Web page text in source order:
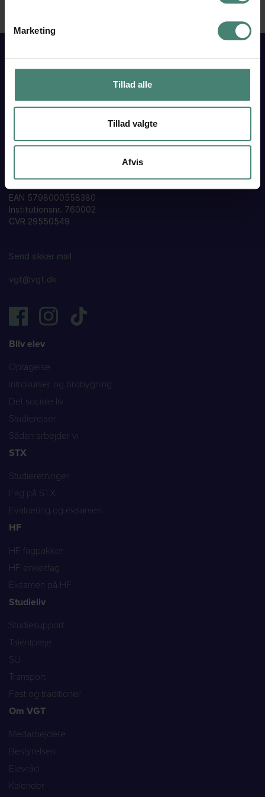
Marketing
Tillad alle
Tillad valgte
Afvis
GYMNASIUM
6880 Tarm
EAN 5798000558380
Institutionsnr. 760002
CVR 29550549
Send sikker mail
vgt@vgt.dk
Bliv elev
Optagelse
Introkurser og brobygning
Det sociale liv
Studierejser
Sådan arbejder vi
STX
Studieretninger
Fag på STX
Evaluering og eksamen
HF
HF fagpakker
HF enkeltfag
Eksamen på HF
Studieliv
Studiesupport
Talentpleje
SU
Transport
Fest og traditioner
Om VGT
Medarbejdere
Bestyrelsen
Elevråd
Kalender